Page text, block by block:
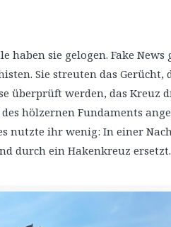
haben sie gelogen. Fake News
Sie streuten das Gerücht,
überprüft werden, das Kreuz
hölzernen Fundaments
nutzte ihr wenig: In einer
durch ein Hakenkreuz ersetzt.